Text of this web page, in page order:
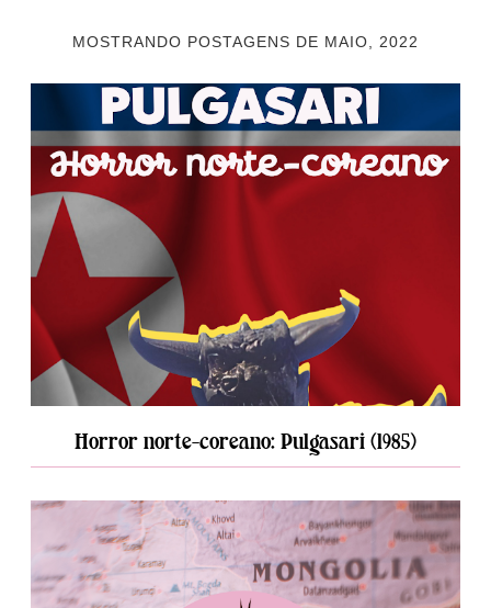
MOSTRANDO POSTAGENS DE MAIO, 2022
Horror norte-coreano: Pulgasari (1985)